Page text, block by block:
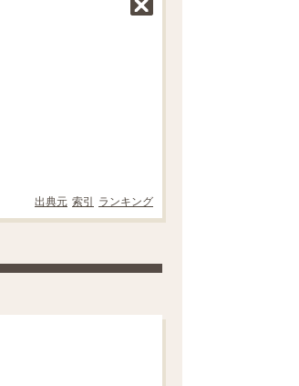
出典元 索引 ランキング